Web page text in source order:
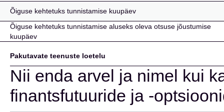
Õiguse kehtetuks tunnistamise kuupäev
Õiguse kehtetuks tunnistamise aluseks oleva otsuse jõustumise
kuupäev
Pakutavate teenuste loetelu
Nii enda arvel ja nimel kui
finantsfutuuride ja -